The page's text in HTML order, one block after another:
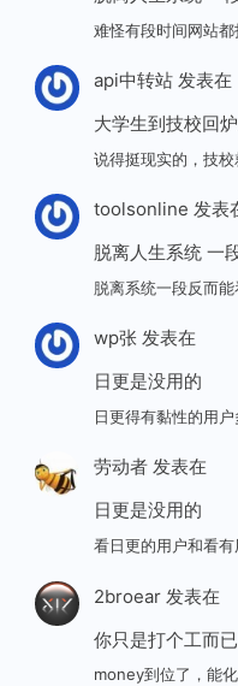
难怪有段时间网站都
api中转站发表在
大学生到技校回
说得挺现实的，技
toolsonline 发表
脱离人生系统 一
脱离系统一段反而
wp张发表在
日更是没用的
日更得有黏性的用
劳动者发表在
日更是没用的
看日更的用户和看
2broear发表在
你只是打个工而已
money到位了，能